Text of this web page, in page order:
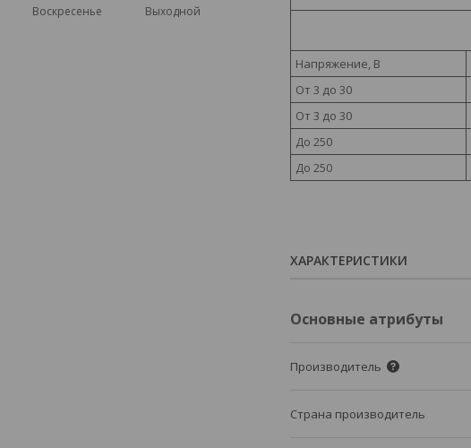
Напряжение, В
От 3 до 30
От 3 до 30
До 250
До 250
ХАРАКТЕРИСТИКИ
Основные атрибуты
Производитель
Страна производитель
Воскресенье
Выходной